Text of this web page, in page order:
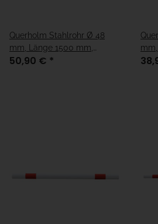
Querholm Stahlrohr Ø 48
mm, Länge 1500 mm,
verzinkt
50,90 € *